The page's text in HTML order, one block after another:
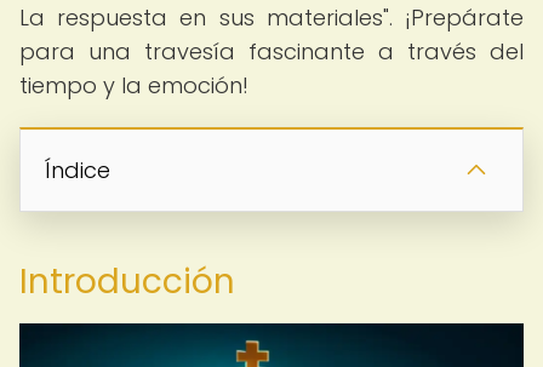
La respuesta en sus materiales". ¡Prepárate
para una travesía fascinante a través del
tiempo y la emoción!
Índice
Introducción